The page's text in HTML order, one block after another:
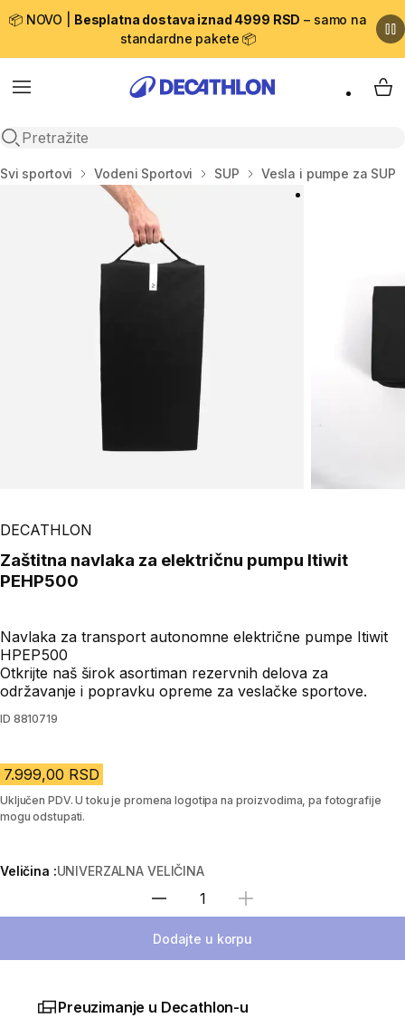
📦 NOVO | Besplatna dostava iznad 4999 RSD – samo na
standardne pakete 📦
Menu
Open search
My
Početna stranica
Svi sportovi Vodeni Sportovi SUP Vesla i pumpe za SUP
DECATHLON
Zaštitna navlaka za električnu pumpu Itiwit
PEHP500
Navlaka za transport autonomne električne pumpe Itiwit
HPEP500
Otkrijte naš širok asortiman rezervnih delova za
održavanje i popravku opreme za veslačke sportove.
ID 8810719
7.999,00 RSD
Uključen PDV. U toku je promena logotipa na proizvodima, pa fotografije
mogu odstupati.
Veličina :UNIVERZALNA VELIČINA
Izaberi količinu
Dodajte u korpu
Preuzimanje u Decathlon-u